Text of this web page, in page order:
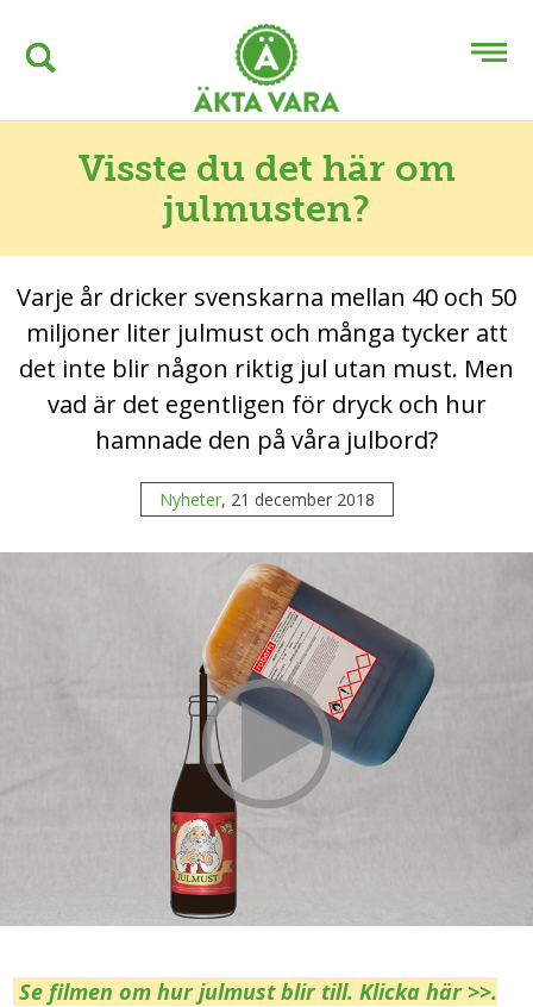
Visste du det här om
julmusten?
Varje år dricker svenskarna mellan 40 och 50
miljoner liter julmust och många tycker att
det inte blir någon riktig jul utan must. Men
vad är det egentligen för dryck och hur
hamnade den på våra julbord?
Nyheter, 21 december 2018
Se filmen om hur julmust blir till. Klicka här >>.